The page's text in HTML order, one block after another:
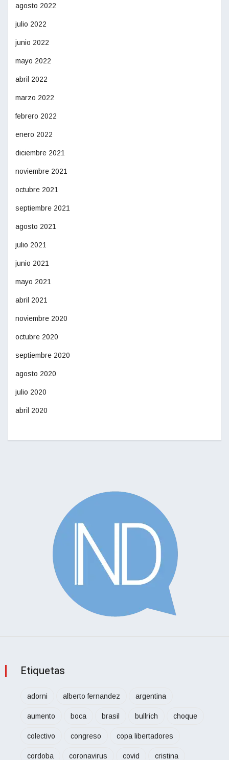
agosto 2022
julio 2022
junio 2022
mayo 2022
abril 2022
marzo 2022
febrero 2022
enero 2022
diciembre 2021
noviembre 2021
octubre 2021
septiembre 2021
agosto 2021
julio 2021
junio 2021
mayo 2021
abril 2021
noviembre 2020
octubre 2020
septiembre 2020
agosto 2020
julio 2020
abril 2020
Etiquetas
adorni alberto fernandez argentina
aumento boca brasil bullrich choque
colectivo congreso copa libertadores
cordoba coronavirus covid cristina